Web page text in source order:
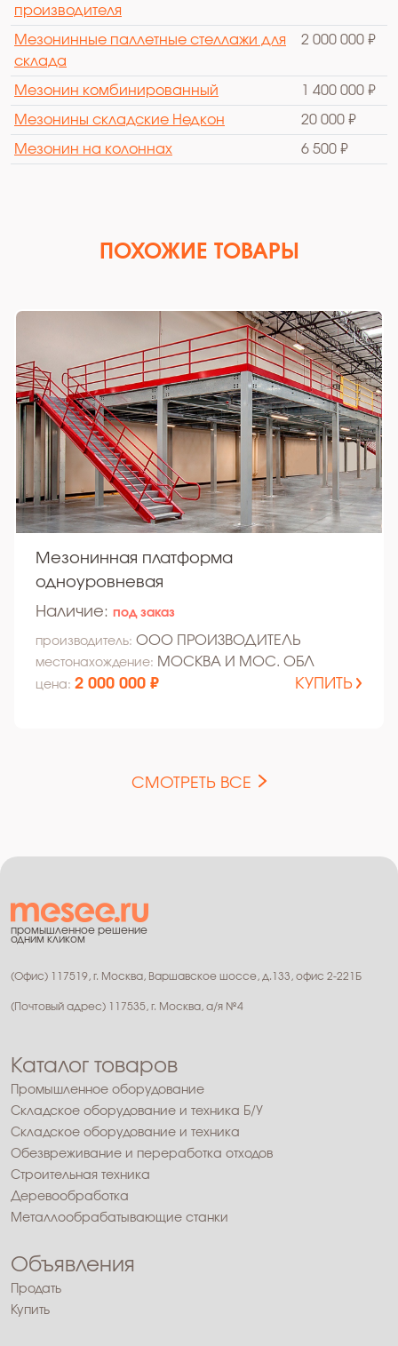
производителя
Мезонинные паллетные стеллажи для
склада
2 000 000 ₽
Мезонин комбинированный 1 400 000 ₽
Мезонины складские Недкон 20 000 ₽
Мезонин на колоннах 6 500 ₽
ПОХОЖИЕ ТОВАРЫ
Мезонинная платформа
одноуровневая
Наличие: под заказ
производитель: ООО ПРОИЗВОДИТЕЛЬ
местонахождение: МОСКВА И МОС. ОБЛ
цена: 2 000 000 ₽ КУПИТЬ
СМОТРЕТЬ ВСЕ
промышленное решение
одним кликом
(Офис) 117519, г. Москва, Варшавское шоссе, д.133, офис 2-221Б
(Почтовый адрес) 117535, г. Москва, а/я №4
Каталог товаров
Промышленное оборудование
Складское оборудование и техника Б/У
Складское оборудование и техника
Обезвреживание и переработка отходов
Строительная техника
Деревообработка
Металлообрабатывающие станки
Объявления
Продать
Купить